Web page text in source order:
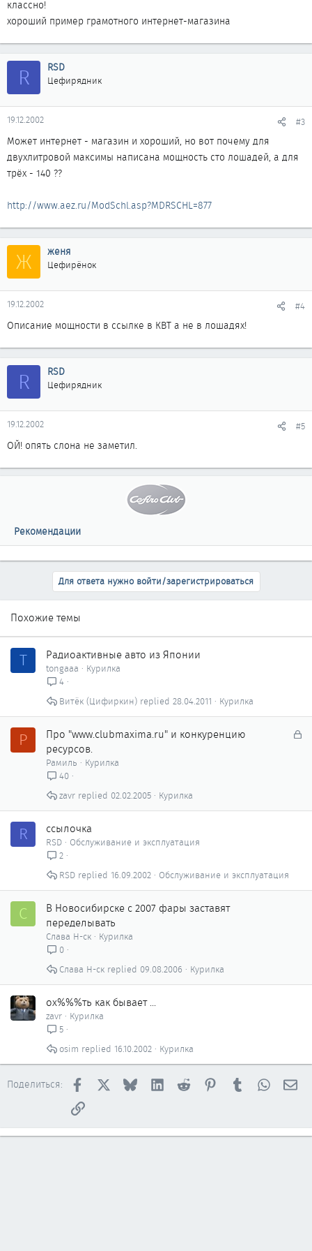
классно!
хороший пример грамотного интернет-магазина
R RSD
Цефирядник
19.12.2002 #3
Может интернет - магазин и хороший, но вот почему для
двухлитровой максимы написана мощность сто лошадей, а для
трёх - 140 ??
http://www.aez.ru/ModSchl.asp?MDRSCHL=877
Ж женя
Цефирёнок
19.12.2002 #4
Описание мощности в ссылке в КВТ а не в лошадях!
R RSD
Цефирядник
19.12.2002 #5
ОЙ! опять слона не заметил.
Рекомендации
Для ответа нужно войти/зарегистрироваться
Похожие темы
T Радиоактивные авто из Японии
tongaaa
Курилка
4
Курилка
28.04.2011
Витёк (Цифиркин)
Р
З
о
Про "www.clubmaxima.ru" и конкуренцию
ресурсов.
Рамиль
Курилка
40
Курилка
02.02.2005
zavr
R ссылочка
RSD
Обслуживание и эксплуатация
2
Обслуживание и эксплуатация
16.09.2002
RSD
С
В Новосибирске с 2007 фары заставят
переделывать
Слава Н-ск
Курилка
0
Курилка
09.08.2006
Слава Н-ск
ох%%%ть как бывает ...
zavr
Курилка
5
Курилка
16.10.2002
osim
Поделиться: Facebook BlueskyLinkedInReddit PinterestTumblr
Ссылка